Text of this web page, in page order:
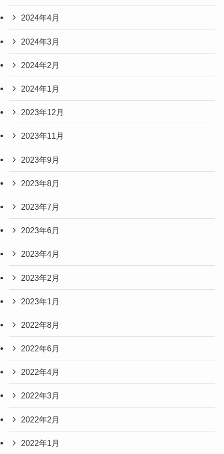
2024年4月
2024年3月
2024年2月
2024年1月
2023年12月
2023年11月
2023年9月
2023年8月
2023年7月
2023年6月
2023年4月
2023年2月
2023年1月
2022年8月
2022年6月
2022年4月
2022年3月
2022年2月
2022年1月